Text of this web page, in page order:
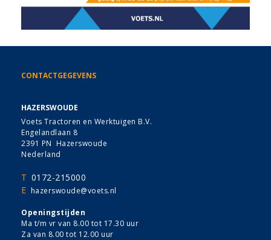
CONTACTGEGEVENS
HAZERSWOUDE
Voets Tractoren en Werktuigen B.V.
Engelandlaan 8
2391 PN Hazerswoude
Nederland
T 0172-215000
E hazerswoude@voets.nl
Openingstijden
Ma t/m vr van 8.00 tot 17.30 uur
Za van 8.00 tot 12.00 uur